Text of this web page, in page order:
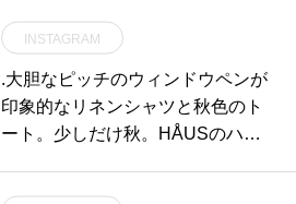
INSTAGRAM
.大胆なピッチのウィンドウペンが
印象的なリネンシャツと秋色のト
ート。少しだけ秋。HÅUSのハウ